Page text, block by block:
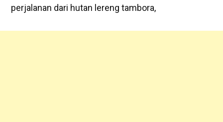
perjalanan dari hutan lereng tambora,